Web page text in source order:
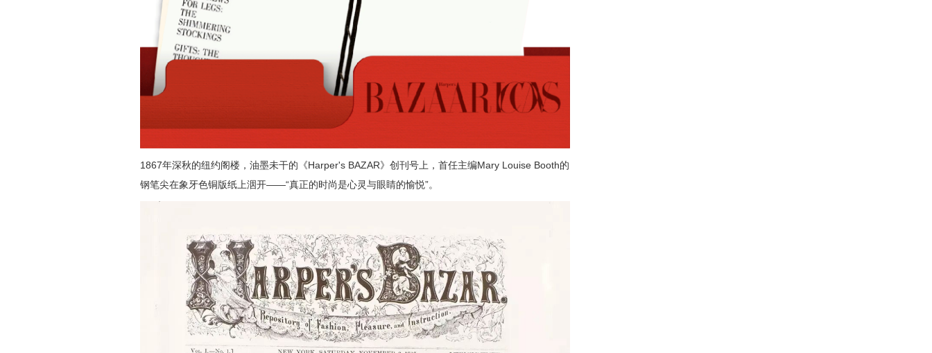
1867年深秋的纽约阁楼，油墨未干的《Harper's BAZAR》创刊号上，首任主编Mary Louise Booth的
钢笔尖在象牙色铜版纸上洇开——“真正的时尚是心灵与眼睛的愉悦”。